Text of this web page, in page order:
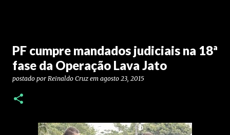
PF cumpre mandados judiciais na 18ª
fase da Operação Lava Jato
postado por Reinaldo Cruz em agosto 23, 2015